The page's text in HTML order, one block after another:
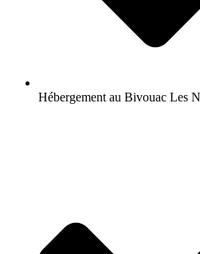
Hébergement au Bivouac Les